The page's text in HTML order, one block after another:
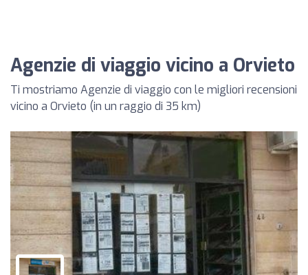
Agenzie di viaggio vicino a Orvieto
Ti mostriamo Agenzie di viaggio con le migliori recensioni
vicino a Orvieto (in un raggio di 35 km)